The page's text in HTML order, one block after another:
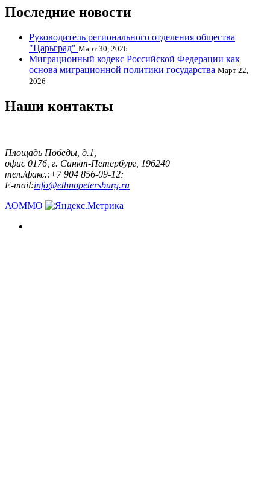
Последние новости
Руководитель регионального отделения общества
"Царьград" Март 30, 2026
Миграционный кодекс Российской Федерации как
основа миграционной политики государства Март 22,
2026
Наши контакты
Площадь Победы, д.1,
офис 0176, г. Санкт-Петербург, 196240
тел./факс.:+7 904 856-09-12;
E-mail:info@ethnopetersburg.ru
АОММО